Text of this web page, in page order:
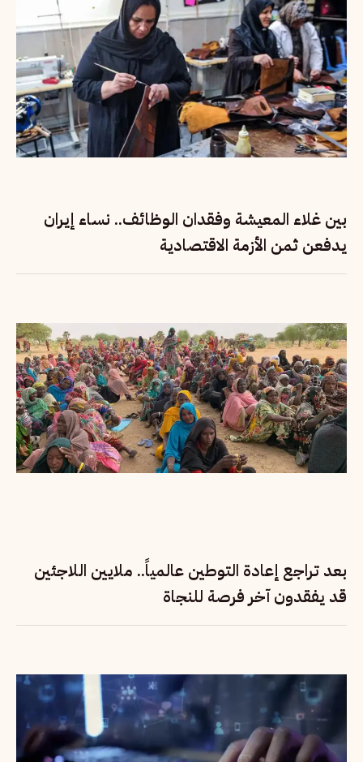
بين غلاء المعيشة وفقدان الوظائف.. نساء إيران
يدفعن ثمن الأزمة الاقتصادية
بعد تراجع إعادة التوطين عالمياً.. ملايين اللاجئين
قد يفقدون آخر فرصة للنجاة